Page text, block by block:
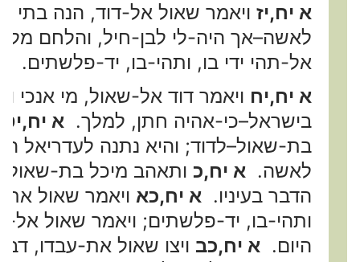
א יח,יז ויאמר שאול אל-דוד, הנה בתי
לאשה–אך היה-לי לבן-חיל, והלחם
אל-תהי ידי בו, ותהי-בו, יד-פלשתים.
א יח,יח ויאמר דוד אל-שאול, מי אנכי
בישראל–כי-אהיה חתן, למלך.א יח,יט
בת-שאול–לדוד; והיא נתנה לעדריאל
לאשה.א יח,כ ותאהב מיכל בת-שאול,
הדבר בעיניו.א יח,כא ויאמר שאול
ותהי-בו, יד-פלשתים; ויאמר שאול
היום.א יח,כב ויצו שאול את-עבדו,